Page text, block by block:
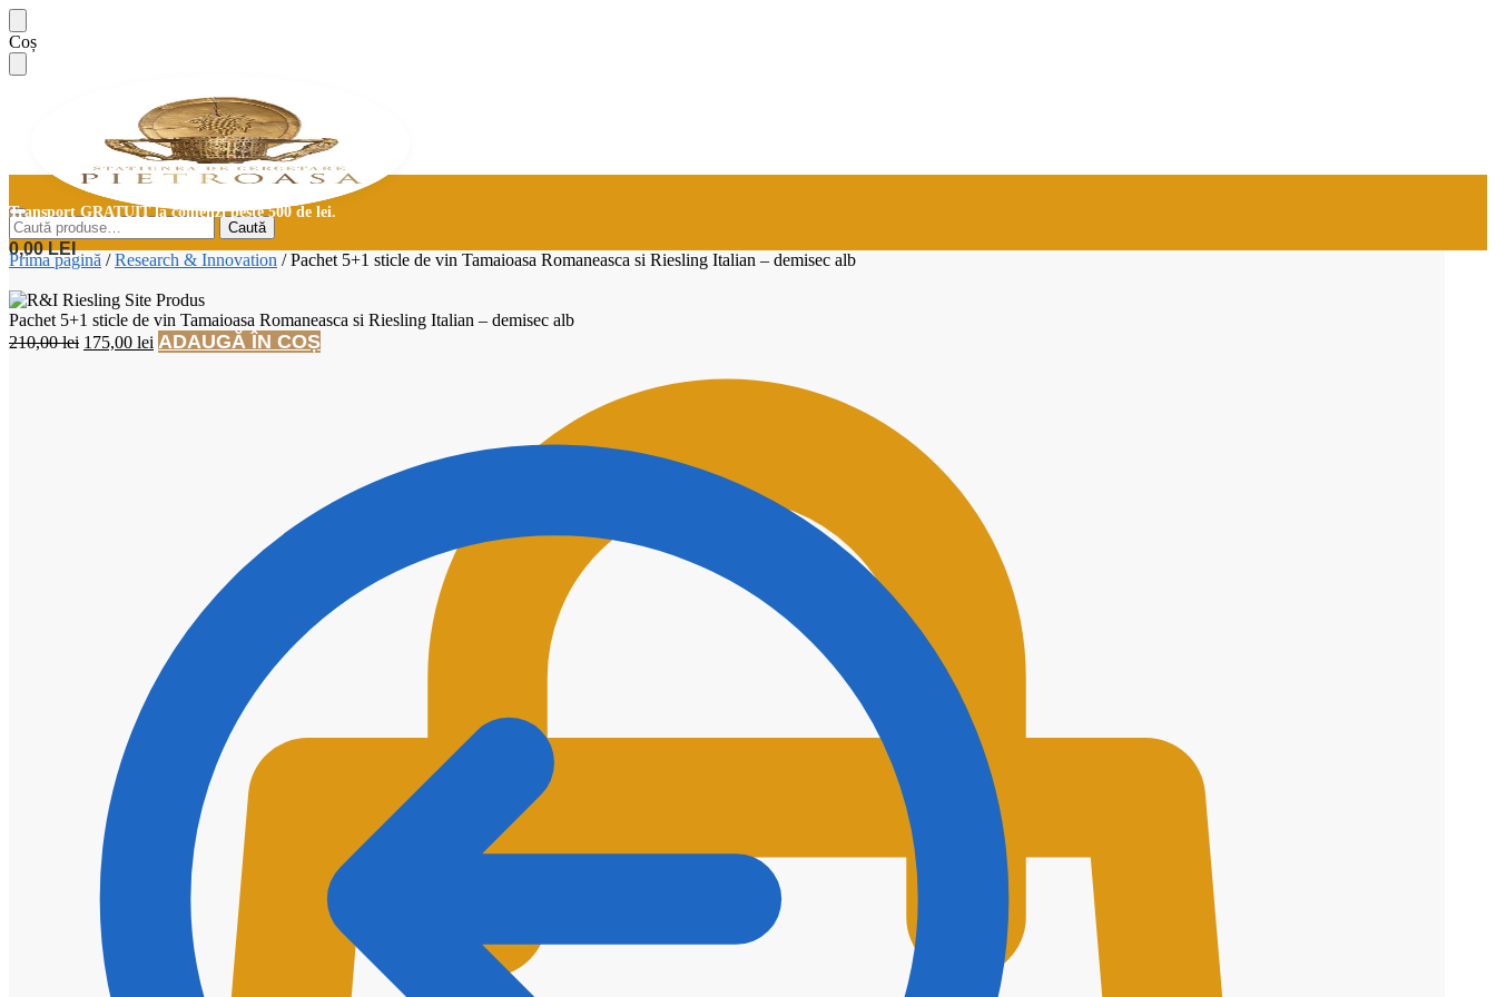
Skip
to
navigation
Skip
to
content
Coș
Caută
după:
Caută
0,00LEI
Transport GRATUIT la comenzi peste 500 de lei.
Prima pagină /Research & Innovation /Pachet 5+1 sticle de vin Tamaioasa Romaneasca si Riesling Italian – demisec alb
Pachet 5+1 sticle de vin Tamaioasa Romaneasca si Riesling Italian – demisec alb
210,00lei Prețul
175,00 lei Prețul
curent
ADAUGĂ ÎN COȘ